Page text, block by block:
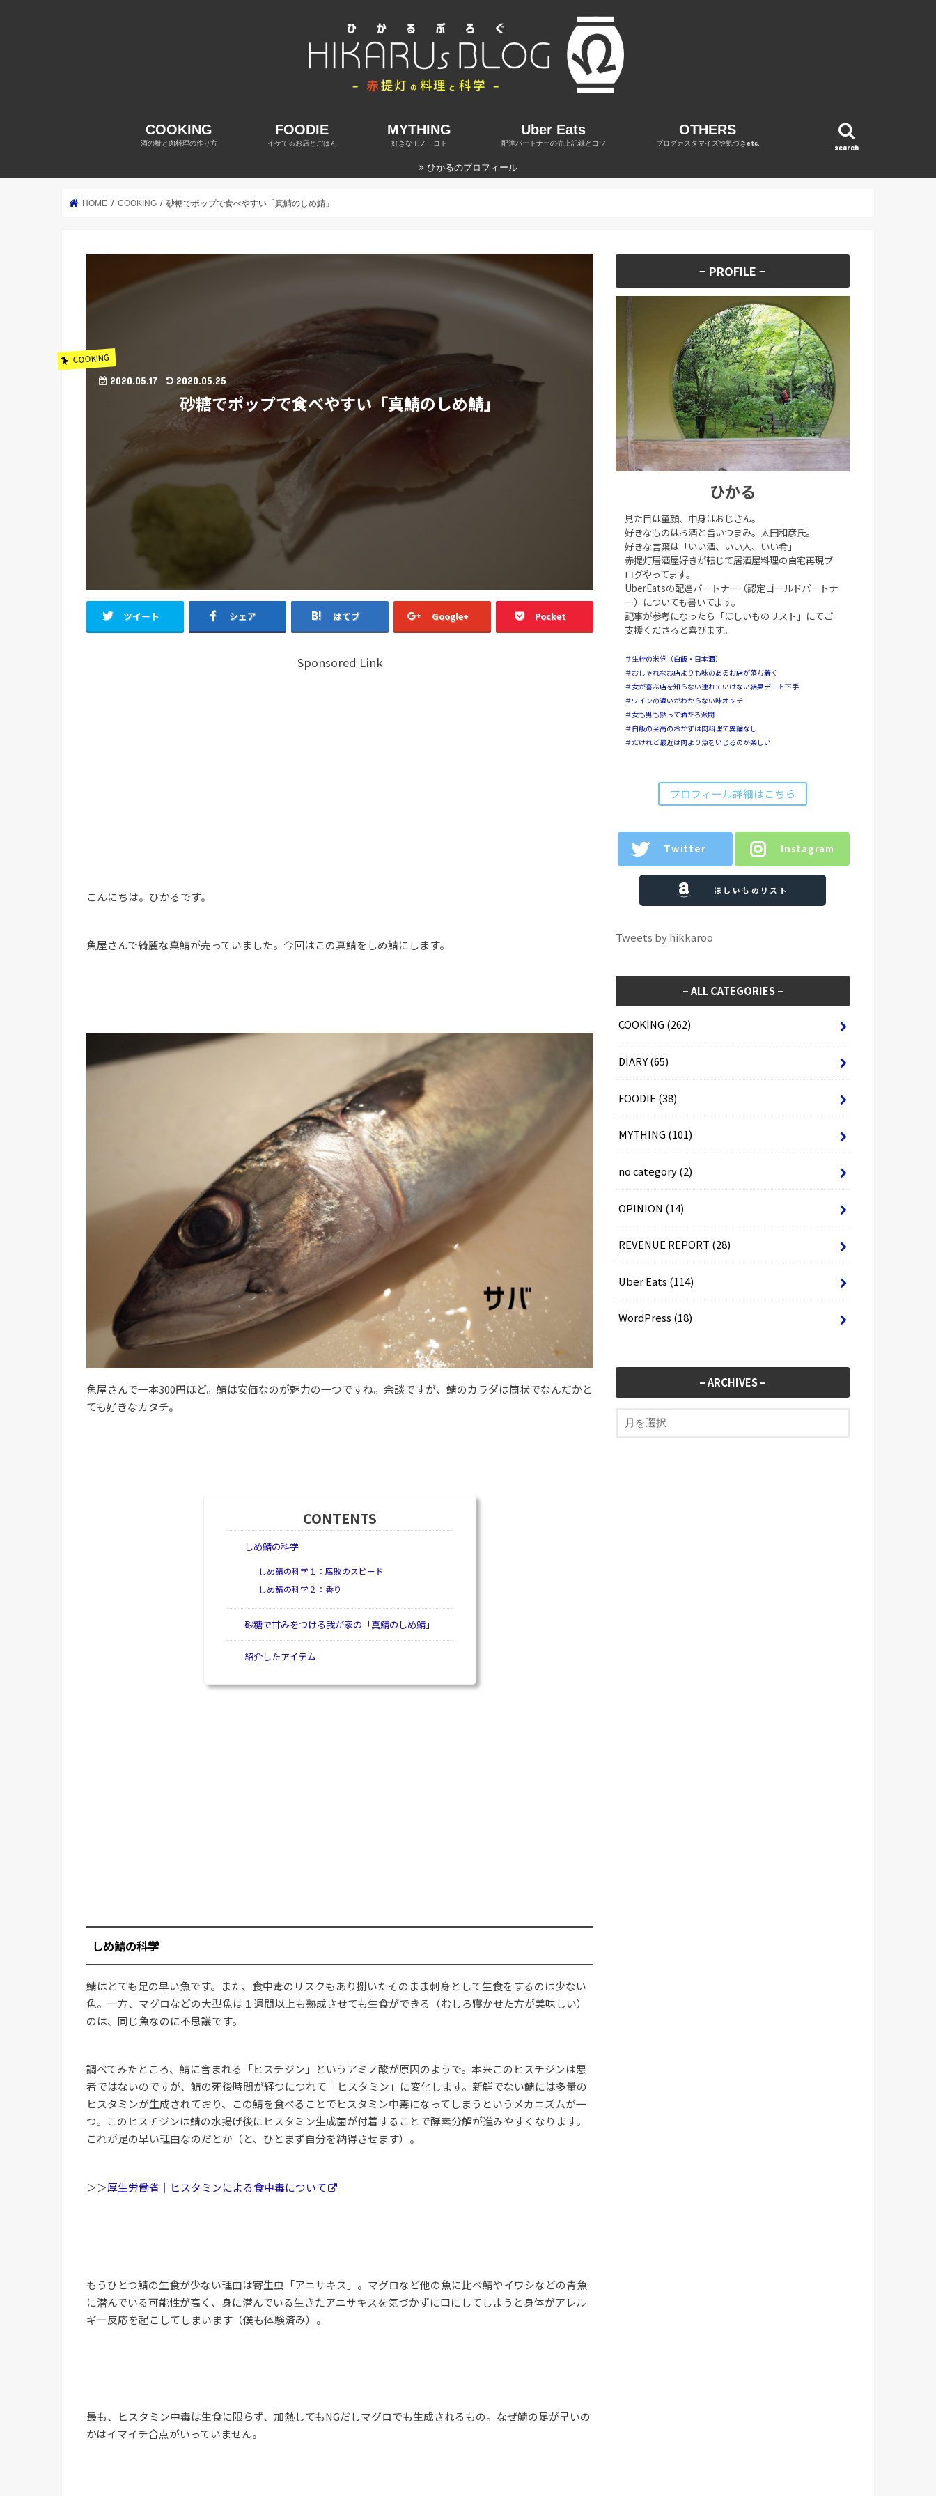
search
COOKING
酒の肴と肉料理の作り方
FOODIE
イケてるお店とごはん
MYTHING
好きなモノ・コト
Uber Eats
配達パートナーの売上記録とコツ
OTHERS
ブログカスタマイズや気づきetc.
ひかるのプロフィール
HOME COOKING 砂糖でポップで食べやすい「真鯖のしめ鯖」
COOKING
2020.05.17 2020.05.25
砂糖でポップで食べやすい「真鯖のしめ鯖」
ツイート シェア はてブ Google+ Pocket
Sponsored Link
こんにちは。ひかるです。
魚屋さんで綺麗な真鯖が売っていました。今回はこの真鯖をしめ鯖にします。
魚屋さんで一本300円ほど。鯖は安価なのが魅力の一つですね。余談ですが、鯖のカラダは筒状でなんだかと
ても好きなカタチ。
CONTENTS
しめ鯖の科学
しめ鯖の科学１：腐敗のスピード
しめ鯖の科学２：香り
砂糖で甘みをつける我が家の「真鯖のしめ鯖」
紹介したアイテム
しめ鯖の科学
鯖はとても足の早い魚です。また、食中毒のリスクもあり捌いたそのまま刺身として生食をするのは少ない
魚。一方、マグロなどの大型魚は１週間以上も熟成させても生食ができる（むしろ寝かせた方が美味しい）
のは、同じ魚なのに不思議です。
調べてみたところ、鯖に含まれる「ヒスチジン」というアミノ酸が原因のようで。本来このヒスチジンは悪
者ではないのですが、鯖の死後時間が経つにつれて「ヒスタミン」に変化します。新鮮でない鯖には多量の
ヒスタミンが生成されており、この鯖を食べることでヒスタミン中毒になってしまうというメカニズムが一
つ。このヒスチジンは鯖の水揚げ後にヒスタミン生成菌が付着することで酵素分解が進みやすくなります。
これが足の早い理由なのだとか（と、ひとまず自分を納得させます）。
＞＞厚生労働省｜ヒスタミンによる食中毒について
もうひとつ鯖の生食が少ない理由は寄生虫「アニサキス」。マグロなど他の魚に比べ鯖やイワシなどの青魚
に潜んでいる可能性が高く、身に潜んでいる生きたアニサキスを気づかずに口にしてしまうと身体がアレル
ギー反応を起こしてしまいます（僕も体験済み）。
最も、ヒスタミン中毒は生食に限らず、加熱してもNGだしマグロでも生成されるもの。なぜ鯖の足が早いの
かはイマイチ合点がいっていません。
− PROFILE −
ひかる
見た目は童顔、中身はおじさん。
好きなものはお酒と旨いつまみ。太田和彦氏。
好きな言葉は「いい酒、いい人、いい肴」
赤提灯居酒屋好きが転じて居酒屋料理の自宅再現ブ
ログやってます。
UberEatsの配達パートナー（認定ゴールドパートナ
ー）についても書いてます。
記事が参考になったら「ほしいものリスト」にてご
支援くださると喜びます。
＃生粋の米党（白飯・日本酒）
＃おしゃれなお店よりも味のあるお店が落ち着く
＃女が喜ぶ店を知らない連れていけない結果デート下手
＃ワインの違いがわからない味オンチ
＃女も男も黙って酒だろ派閥
＃白飯の至高のおかずは肉料理で異論なし
＃だけれど最近は肉より魚をいじるのが楽しい
プロフィール詳細はこちら
Twitter Instagram
ほしいものリスト
Tweets by hikkaroo
– ALL CATEGORIES –
COOKING(262)
DIARY(65)
FOODIE (38)
MYTHING(101)
no category(2)
OPINION (14)
REVENUE REPORT (28)
Uber Eats (114)
WordPress (18)
– ARCHIVES –